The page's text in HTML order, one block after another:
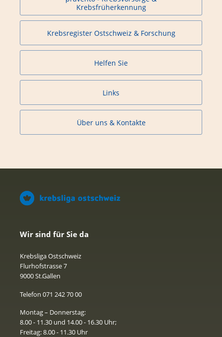
Krebsfrüherkennung
Krebsregister Ostschweiz & Forschung
Helfen Sie
Links
Über uns & Kontakte
Wir sind für Sie da
Krebsliga Ostschweiz
Flurhofstrasse 7
9000 St.Gallen
Telefon 071 242 70 00
Montag – Donnerstag:
8.00 - 11.30 und 14.00 - 16.30 Uhr;
Freitag: 8.00 - 11.30 Uhr